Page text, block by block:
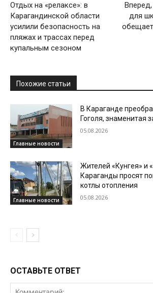
Отдых на «релаксе»: в
Карагандинской области
усилили безопасность на
пляжах и трассах перед
купальным сезоном
для
Похожие статьи
Главные новости
В Караганде
Гоголя, знаменитая
05.08.2026
Главные новости
Жителей «Кунгея» и
Караганды просят
котлы отопления
05.08.2026
ОСТАВЬТЕ ОТВЕТ